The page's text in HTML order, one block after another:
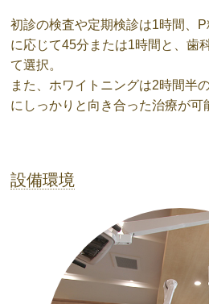
初診の検査や定期検診は1時間、
に応じて45分または1時間と、歯
て選択。
また、ホワイトニングは2時間半
にしっかりと向き合った治療が可
設備環境